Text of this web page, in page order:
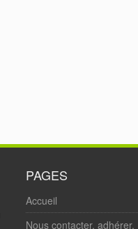
PAGES
Accueil
Nous contacter, adhérer.